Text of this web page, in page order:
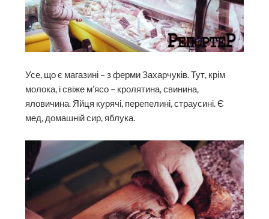
Усе, що є магазині – з ферми Захарчуків. Тут, крім
молока, і свіже м’ясо – кролятина, свинина,
яловичина. Яйця курячі, перепелині, страусині. Є
мед, домашній сир, яблука.